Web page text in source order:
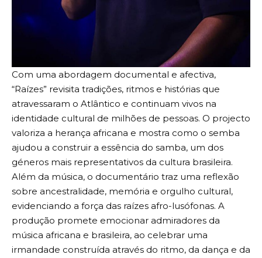
Com uma abordagem documental e afectiva,
“Raízes” revisita tradições, ritmos e histórias que
atravessaram o Atlântico e continuam vivos na
identidade cultural de milhões de pessoas. O projecto
valoriza a herança africana e mostra como o semba
ajudou a construir a essência do samba, um dos
géneros mais representativos da cultura brasileira.
Além da música, o documentário traz uma reflexão
sobre ancestralidade, memória e orgulho cultural,
evidenciando a força das raízes afro-lusófonas. A
produção promete emocionar admiradores da
música africana e brasileira, ao celebrar uma
irmandade construída através do ritmo, da dança e da